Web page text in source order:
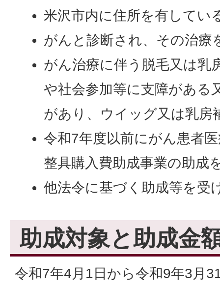
米沢市内に住所を有してい
がんと診断され、その治療
がん治療に伴う脱毛又は乳
や社会参加等に支障がある
があり、ウイッグ又は乳房
令和7年度以前にがん患者
整具購入費助成事業の助成
他法令に基づく助成等を受
助成対象と助成金
令和7年4月1日から令和9年3月